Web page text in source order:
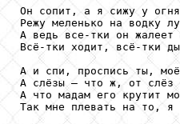
Он сопит, а я сижу у
Режу меленько на водку
А ведь все-тки он жалеет
Всё-тки ходит, всё-тки
А и спи, проспись ты,
А слёзы — что ж, от слёз
А что мадам его крутит
Так мне плевать на то,